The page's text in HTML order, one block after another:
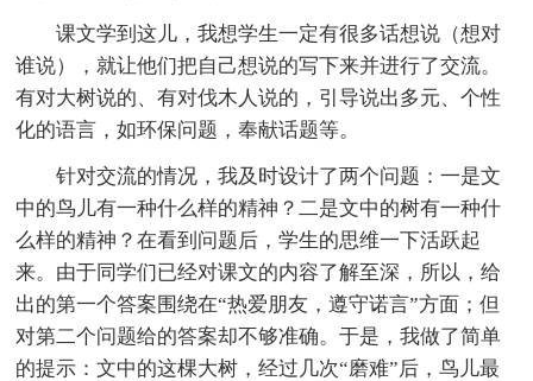
课文学到这儿，我想学生一定有很多话想说（想对
谁说），就让他们把自己想说的写下来并进行了交流。
有对大树说的、有对伐木人说的，引导说出多元、个性
化的语言，如环保问题，奉献话题等。
针对交流的情况，我及时设计了两个问题：一是文
中的鸟儿有一种什么样的精神？二是文中的树有一种什
么样的精神？在看到问题后，学生的思维一下活跃起
来。由于同学们已经对课文的内容了解至深，所以，给
出的第一个答案围绕在“热爱朋友，遵守诺言”方面；但
对第二个问题给的答案却不够准确。于是，我做了简单
的提示：文中的这棵大树，经过几次“磨难”后，鸟儿最